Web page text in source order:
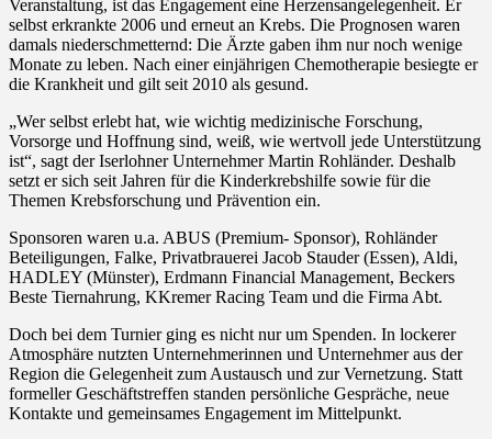
Veranstaltung, ist das Engagement eine Herzensangelegenheit. Er
selbst erkrankte 2006 und erneut an Krebs. Die Prognosen waren
damals niederschmetternd: Die Ärzte gaben ihm nur noch wenige
Monate zu leben. Nach einer einjährigen Chemotherapie besiegte er
die Krankheit und gilt seit 2010 als gesund.
„Wer selbst erlebt hat, wie wichtig medizinische Forschung,
Vorsorge und Hoffnung sind, weiß, wie wertvoll jede Unterstützung
ist“, sagt der Iserlohner Unternehmer Martin Rohländer. Deshalb
setzt er sich seit Jahren für die Kinderkrebshilfe sowie für die
Themen Krebsforschung und Prävention ein.
Sponsoren waren u.a. ABUS (Premium- Sponsor), Rohländer
Beteiligungen, Falke, Privatbrauerei Jacob Stauder (Essen), Aldi,
HADLEY (Münster), Erdmann Financial Management, Beckers
Beste Tiernahrung, KKremer Racing Team und die Firma Abt.
Doch bei dem Turnier ging es nicht nur um Spenden. In lockerer
Atmosphäre nutzten Unternehmerinnen und Unternehmer aus der
Region die Gelegenheit zum Austausch und zur Vernetzung. Statt
formeller Geschäftstreffen standen persönliche Gespräche, neue
Kontakte und gemeinsames Engagement im Mittelpunkt.